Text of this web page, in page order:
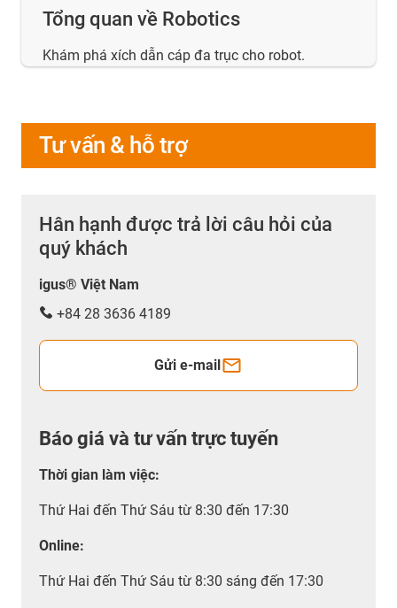
Tổng quan về Robotics
Khám phá xích dẫn cáp đa trục cho robot.
Tư vấn & hỗ trợ
Hân hạnh được trả lời câu hỏi của
quý khách
igus® Việt Nam
+84 28 3636 4189
Gửi e-mail
Báo giá và tư vấn trực tuyến
Thời gian làm việc:
Thứ Hai đến Thứ Sáu từ 8:30 đến 17:30
Online:
Thứ Hai đến Thứ Sáu từ 8:30 sáng đến 17:30